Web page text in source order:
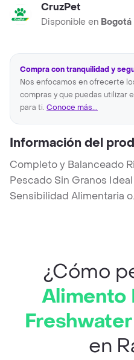
CruzPet
Disponible en Bogotá
Compra con tranquilidad y
Nos enfocamos en ofrecerte
compras y que puedas utilizar
para ti. Conoce más...
Información del
Completo y Balanceado
Pescado Sin Granos
Sensibilidad Alimentaria o
¿Cómo
Alimento
en